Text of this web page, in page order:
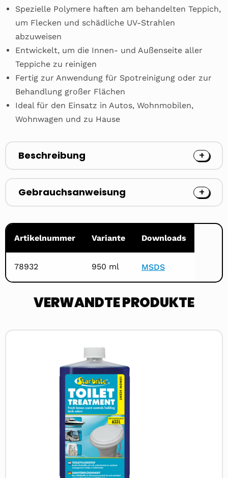
Spezielle Polymere haften am behandelten Teppich,
um Flecken und schädliche UV-Strahlen
abzuweisen
Entwickelt, um die Innen- und Außenseite aller
Teppiche zu reinigen
Fertig zur Anwendung für Spotreinigung oder zur
Behandlung großer Flächen
Ideal für den Einsatz in Autos, Wohnmobilen,
Wohnwagen und zu Hause
Beschreibung
Gebrauchsanweisung
Artikelnummer Variante Downloads
78932 950 ml MSDS
VERWANDTE PRODUKTE
Read